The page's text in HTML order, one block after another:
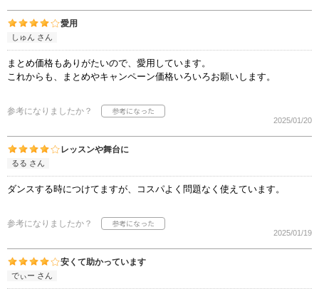
愛用
しゅん さん
まとめ価格もありがたいので、愛用しています。
これからも、まとめやキャンペーン価格いろいろお願いします。
参考になりましたか？
2025/01/20
レッスンや舞台に
るる さん
ダンスする時につけてますが、コスパよく問題なく使えています。
参考になりましたか？
2025/01/19
安くて助かっています
でぃー さん